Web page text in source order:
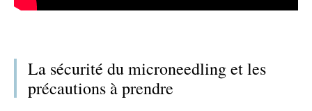
La sécurité du microneedling et les
précautions à prendre